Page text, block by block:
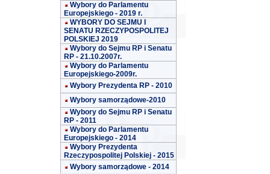
Wybory do Parlamentu
Europejskiego - 2019 r.
WYBORY DO SEJMU I
SENATU RZECZYPOSPOLITEJ
POLSKIEJ 2019
Wybory do Sejmu RP i Senatu
RP - 21.10.2007r.
Wybory do Parlamentu
Europejskiego-2009r.
Wybory Prezydenta RP - 2010
Wybory samorządowe-2010
Wybory do Sejmu RP i Senatu
RP - 2011
Wybory do Parlamentu
Europejskiego - 2014
Wybory Prezydenta
Rzeczypospolitej Polskiej - 2015
Wybory samorządowe - 2014